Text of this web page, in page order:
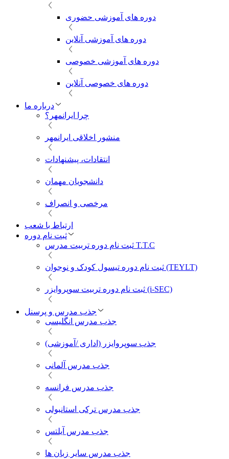
دوره های آموزشی حضوری
دوره های آموزشی آنلاین
دوره های آموزشی خصوصی
دوره های خصوصی آنلاین
درباره ما
چرا ایرانمهر؟
منشور اخلاقی ایرانمهر
انتقادات، پیشنهادات
دانشجویان مهمان
مرخصی و انصراف
ارتباط با شعب
ثبت نام دوره
ثبت نام دوره تربیت مدرس T.T.C
ثبت نام دوره تیسول کودک و نوجوان (TEYLT)
ثبت نام دوره تربیت سوپروایزر (i-SEC)
جذب مدرس و پرسنل
جذب مدرس انگلیسی
جذب سوپروایزر (اداری /آموزشی)
جذب مدرس آلمانی
جذب مدرس فرانسه
جذب مدرس ترکی استانبولی
جذب مدرس آیلتس
جذب مدرس سایر زبان ها